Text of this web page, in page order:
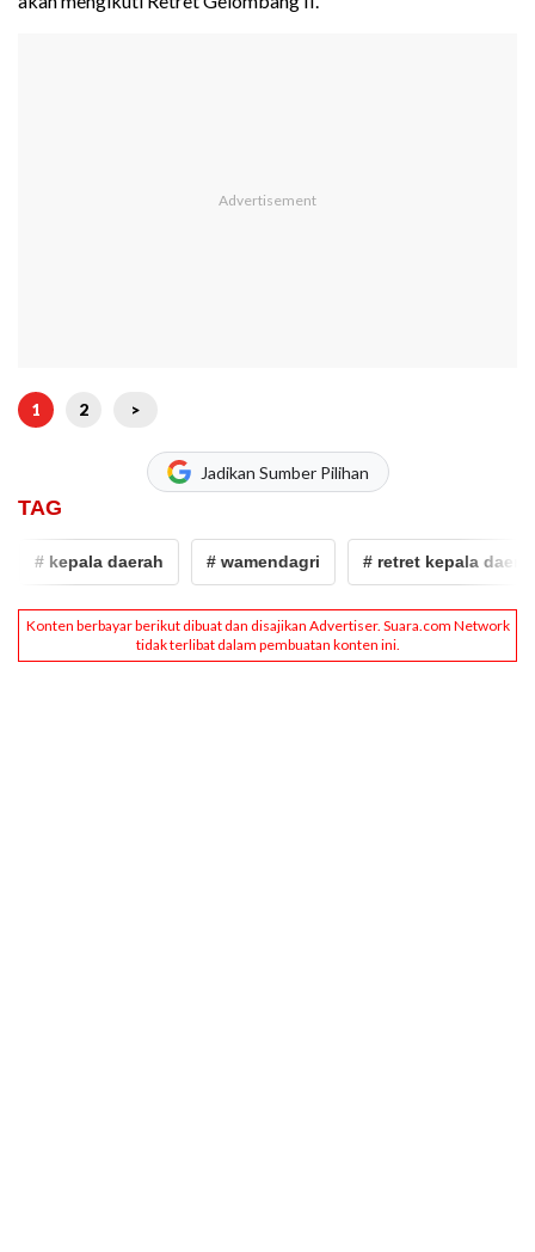
1 2 >
Jadikan Sumber Pilihan
TAG
# kepala daerah # wamendagri # retret kepala daerah